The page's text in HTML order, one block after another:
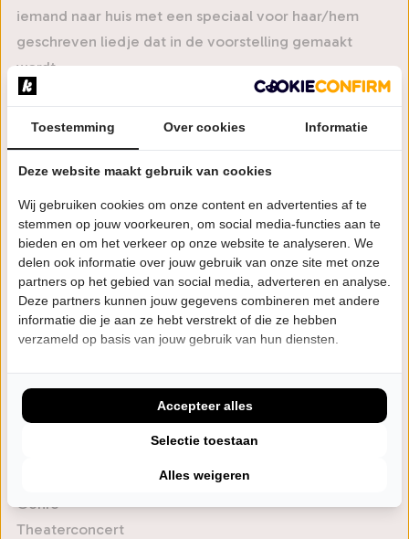
iemand naar huis met een speciaal voor haar/hem
geschreven liedje dat in de voorstelling gemaakt
wordt.
Lange tekst
Samen met o.a. bevriende singersongwriter Tim
Akkerman toont Femke Weidema de kunst van het
schrijven van een liedje. Elke avond gaat er één
iemand naar huis met een speciaal voor haar/hem
geschreven liedje dat in de voorstelling gemaakt
wordt.
Een muziekprogramma over de verhalen achter de
songs door de in Nashville werkende award-winning
Mary J. Blige. Haar lied – My Song – was te horen in de
succesvolle Amerikaanse TV serie Nashville. Natuurlijk
Genre
Theaterconcert
Toestemming Over cookies Informatie
Deze website maakt gebruik van cookies
Wij gebruiken cookies om onze content en advertenties af te
stemmen op jouw voorkeuren, om social media-functies aan te
bieden en om het verkeer op onze website te analyseren. We
delen ook informatie over jouw gebruik van onze site met onze
partners op het gebied van social media, adverteren en analyse.
Deze partners kunnen jouw gegevens combineren met andere
informatie die je aan ze hebt verstrekt of die ze hebben
verzameld op basis van jouw gebruik van hun diensten.
Alles weigeren
Selectie toestaan
Accepteer alles